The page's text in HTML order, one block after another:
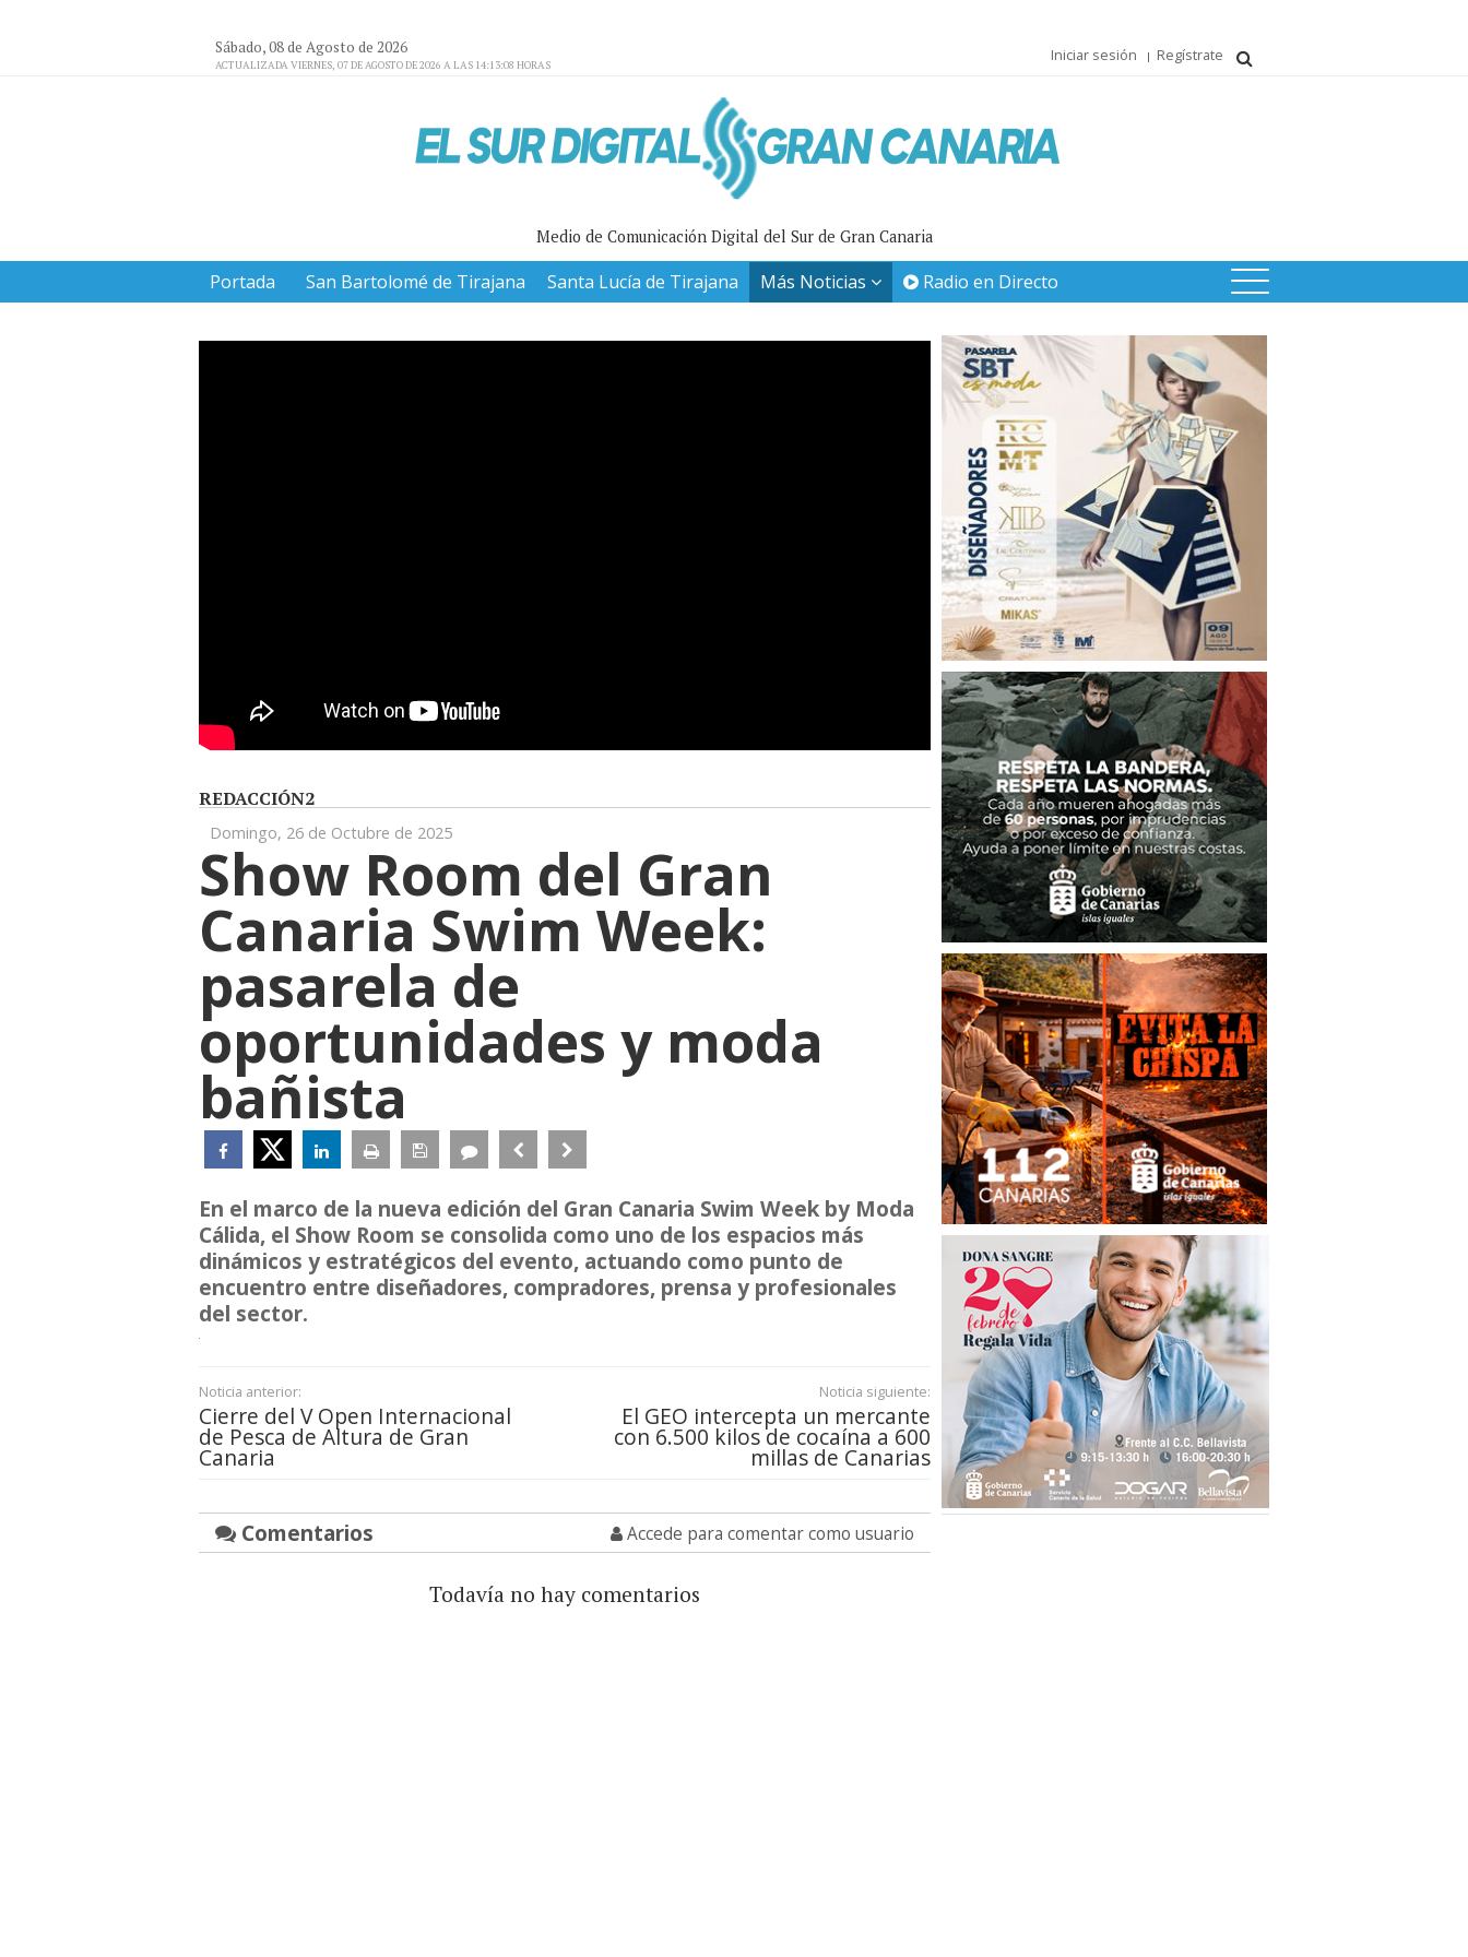
Sábado, 08 de Agosto de 2026
ACTUALIZADA VIERNES, 07 DE AGOSTO DE 2026 A LAS 14:13:08 HORAS
Iniciar sesión Regístrate
Medio de Comunicación Digital del Sur de Gran Canaria
Portada San Bartolomé de Tirajana Santa Lucía de Tirajana Más Noticias Radio en Directo
REDACCIÓN2
Domingo, 26 de Octubre de 2025
Show Room del Gran
Canaria Swim Week:
pasarela de
oportunidades y moda
bañista
En el marco de la nueva edición del Gran Canaria Swim Week by Moda
Cálida, el Show Room se consolida como uno de los espacios más
dinámicos y estratégicos del evento, actuando como punto de
encuentro entre diseñadores, compradores, prensa y profesionales
del sector.
Noticia anterior:
Cierre del V Open Internacional
de Pesca de Altura de Gran
Canaria
Noticia siguiente:
El GEO intercepta un mercante
con 6.500 kilos de cocaína a 600
millas de Canarias
Comentarios Accede para comentar como usuario
Todavía no hay comentarios